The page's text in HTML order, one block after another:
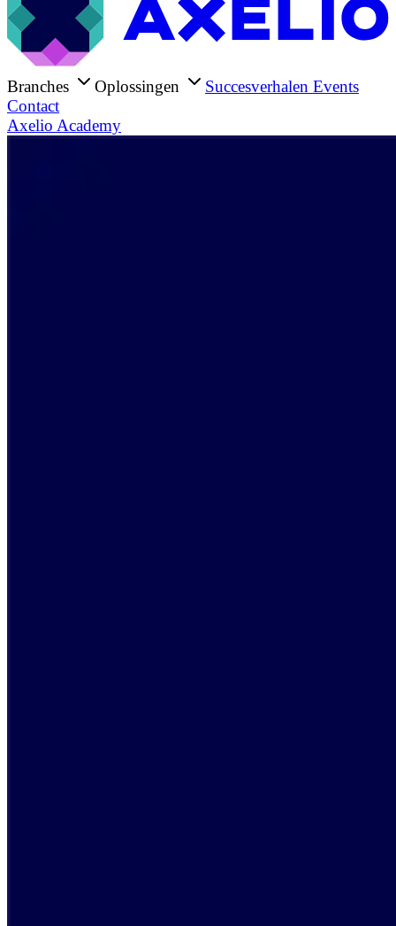
Branches Oplossingen Succesverhalen Events
Contact
Axelio Academy